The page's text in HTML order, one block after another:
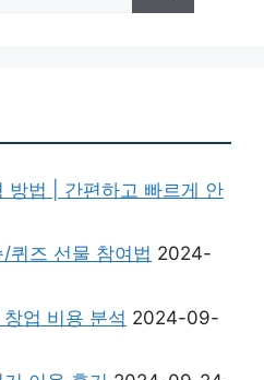
방법 | 간편하고 빠르게 안
퀴즈 선물 참여법 2024-
업 비용 분석 2024-09-